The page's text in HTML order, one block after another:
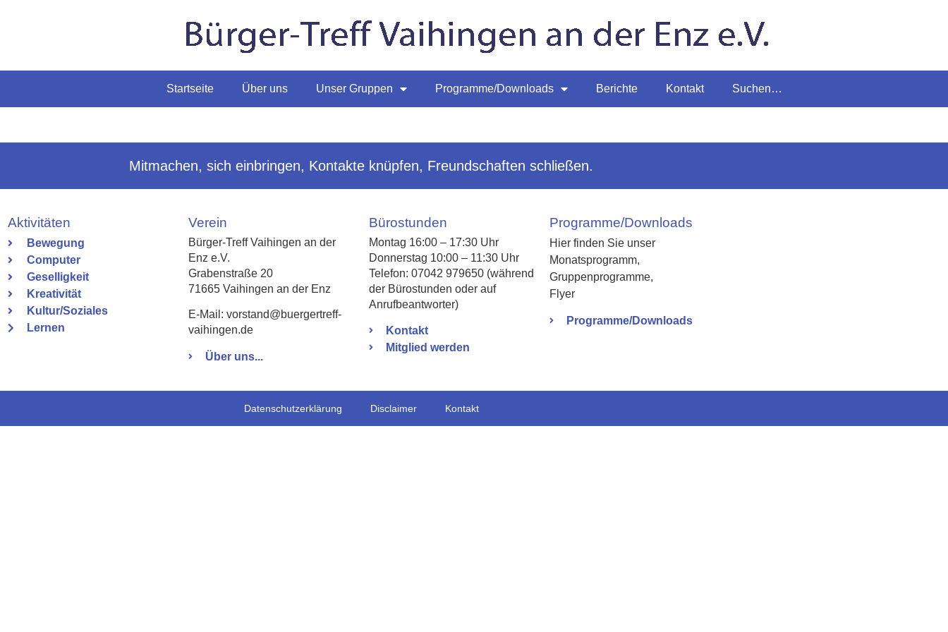
Startseite Über uns Unser Gruppen Programme/Downloads Berichte Kontakt Suchen…
Mitmachen, sich einbringen, Kontakte knüpfen, Freundschaften schließen.
Aktivitäten
Bewegung
Computer
Geselligkeit
Kreativität
Kultur/Soziales
Lernen
Verein
Bürger-Treff Vaihingen an der
Enz e.V.
Grabenstraße 20
71665 Vaihingen an der Enz
E-Mail: vorstand@buergertreff-
vaihingen.de
Über uns...
Bürostunden
Montag 16:00 – 17:30 Uhr
Donnerstag 10:00 – 11:30 Uhr
Telefon: 07042 979650 (während
der Bürostunden oder auf
Anrufbeantworter)
Kontakt
Mitglied werden
Programme/Downloads
Hier finden Sie unser
Monatsprogramm,
Gruppenprogramme,
Flyer
Programme/Downloads
Datenschutzerklärung Disclaimer Kontakt